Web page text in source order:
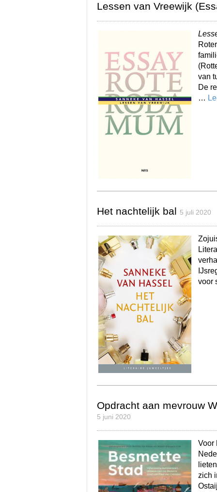
Lessen van Vreewijk
van
De
…
Het nachtelijk bal 5 juli 2020
voor
Opdracht aan mevrouw
5 juni 2020
Voor
zich